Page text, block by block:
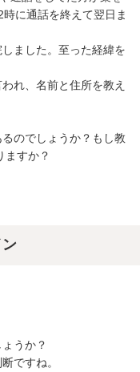
に通話を終えて翌日ま
ました。至った経緯を
れ、名前と住所を教え
のでしょうか？もし教
ますか？
うか？
ですね。